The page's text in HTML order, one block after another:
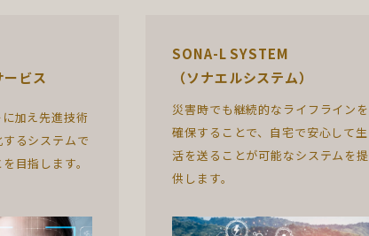
ビス
加え先進技術
るシステムで
目指します。
SONA-L SYSTEM
（ソナエルシステム）
災害時でも継続的なライフラインを
確保することで、自宅で安心して生
活を送ることが可能なシステムを提
供します。